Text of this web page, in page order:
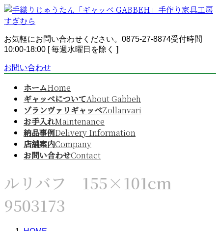
コ
ン
ン
ツ
ス
ナ
ビ
ー
シ
ン
お気軽にお問い合わせください。 0875-27-8874受付時間
10:00-18:00 [ 毎週水曜日を除く ]
お問い合わせ
ホームHome
ギャッベについてAbout Gabbeh
ゾランヴァリギャッベZollanvari
お手入れMaintenance
納品事例Delivery Information
店舗案内Company
お問い合わせContact
ルリバフ 155×101cm
9503173